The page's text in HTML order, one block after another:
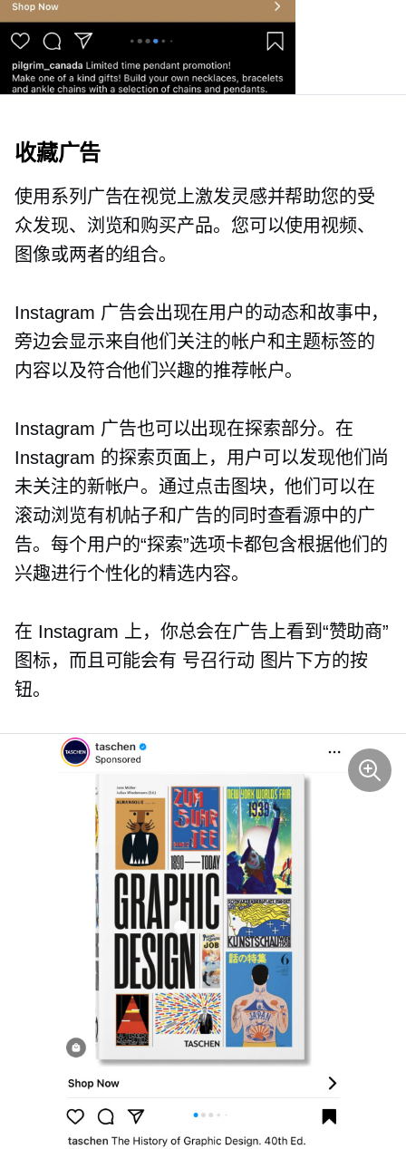
收藏广告
使用系列广告在视觉上激发灵感并帮助您的受
众发现、浏览和购买产品。您可以使用视频、
图像或两者的组合。
Instagram 广告会出现在用户的动态和故事中，
旁边会显示来自他们关注的帐户和主题标签的
内容以及符合他们兴趣的推荐帐户。
Instagram 广告也可以出现在探索部分。在
Instagram 的探索页面上，用户可以发现他们尚
未关注的新帐户。通过点击图块，他们可以在
滚动浏览有机帖子和广告的同时查看源中的广
告。每个用户的“探索”选项卡都包含根据他们的
兴趣进行个性化的精选内容。
在 Instagram 上，你总会在广告上看到“赞助商”
图标，而且可能会有 号召行动 图片下方的按
钮。